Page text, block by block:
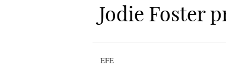
Jodie Foster
EFE